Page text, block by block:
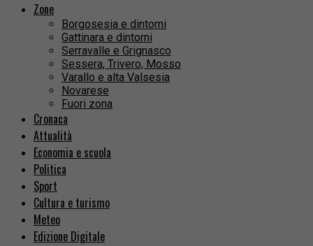
Zone
Borgosesia e dintorni
Gattinara e dintorni
Serravalle e Grignasco
Sessera, Trivero, Mosso
Varallo e alta Valsesia
Novarese
Fuori zona
Cronaca
Attualità
Economia e scuola
Politica
Sport
Cultura e turismo
Meteo
Edizione Digitale